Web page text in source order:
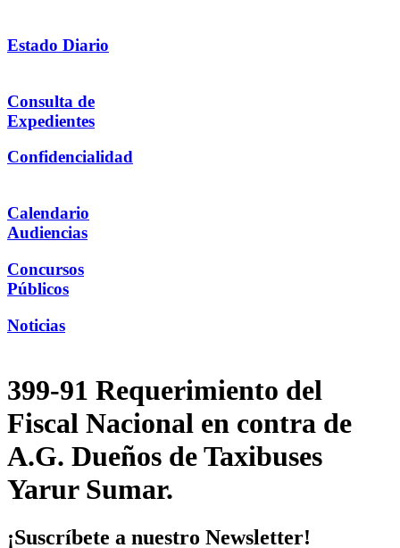
Estado Diario
Consulta de
Expedientes
Confidencialidad
Calendario
Audiencias
Concursos
Públicos
Noticias
399-91 Requerimiento del
Fiscal Nacional en contra de
A.G. Dueños de Taxibuses
Yarur Sumar.
¡Suscríbete a nuestro Newsletter!